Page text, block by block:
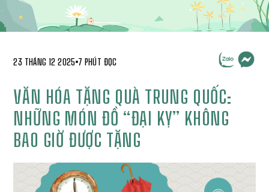
23 THÁNG 12 2025 7 PHÚT ĐỌC
VĂN HÓA TẶNG QUÀ TRUNG QUỐC:
NHỮNG MÓN ĐỒ “ĐẠI KỴ” KHÔNG
BAO GIỜ ĐƯỢC TẶNG